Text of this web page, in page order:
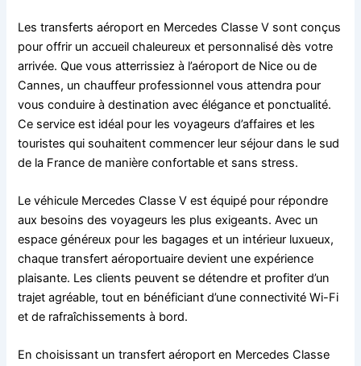
Les transferts aéroport en Mercedes Classe V sont conçus
pour offrir un accueil chaleureux et personnalisé dès votre
arrivée. Que vous atterrissiez à l’aéroport de Nice ou de
Cannes, un chauffeur professionnel vous attendra pour
vous conduire à destination avec élégance et ponctualité.
Ce service est idéal pour les voyageurs d’affaires et les
touristes qui souhaitent commencer leur séjour dans le sud
de la France de manière confortable et sans stress.
Le véhicule Mercedes Classe V est équipé pour répondre
aux besoins des voyageurs les plus exigeants. Avec un
espace généreux pour les bagages et un intérieur luxueux,
chaque transfert aéroportuaire devient une expérience
plaisante. Les clients peuvent se détendre et profiter d’un
trajet agréable, tout en bénéficiant d’une connectivité Wi-Fi
et de rafraîchissements à bord.
En choisissant un transfert aéroport en Mercedes Classe